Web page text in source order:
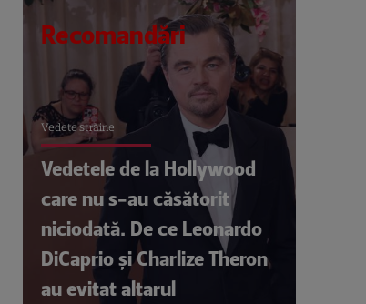
Recomandări
Vedete străine
Vedetele de la Hollywood
care nu s-au căsătorit
niciodată. De ce Leonardo
DiCaprio și Charlize Theron
au evitat altarul